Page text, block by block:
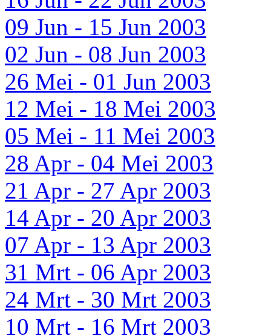
09 Jun - 15 Jun 2003
02 Jun - 08 Jun 2003
26 Mei - 01 Jun 2003
12 Mei - 18 Mei 2003
05 Mei - 11 Mei 2003
28 Apr - 04 Mei 2003
21 Apr - 27 Apr 2003
14 Apr - 20 Apr 2003
07 Apr - 13 Apr 2003
31 Mrt - 06 Apr 2003
24 Mrt - 30 Mrt 2003
10 Mrt - 16 Mrt 2003